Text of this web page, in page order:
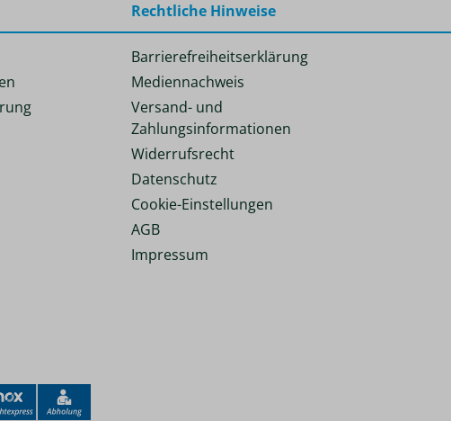
Rechtliche Hinweise
Barrierefreiheitserklärung
Mediennachweis
Versand- und
Zahlungsinformationen
Widerrufsrecht
Datenschutz
Cookie-Einstellungen
AGB
Impressum